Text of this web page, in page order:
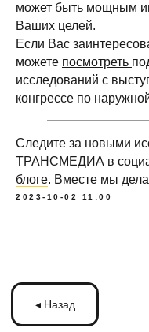
может быть мощным
Ваших целей.
Если Вас
можете посмотреть
исследований с
конгрессе по
Следите за новыми
ТРАНСМЕДИА в
блоге. Вместе мы
2023-10-02 11:00
транспорте. Размещаем рекламу на экранах
Московской области и по всей России.
© 2025 ООО "ТРАНСМЕДИА". Все
Политика обработки
+7 (495) 103-49-05